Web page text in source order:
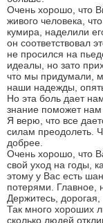
Очень хорошо, что
живого человека,
кумира, наделили
он соответствовал
не просился на
идеалы, но зато
что мы придумали,
наши надежды,
Но эта боль дает
знание поможет
Я верю, что все
силам преодолеть.
добрее.
Очень хорошо, что
свой уход на годы,
этому у Вас есть
потерями. Главное,
Держитесь,
Так много хороших
сколько людей